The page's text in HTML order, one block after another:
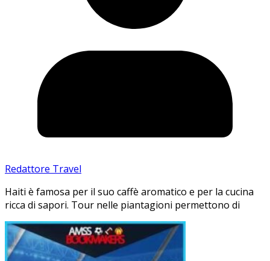
Redattore Travel
Haiti è famosa per il suo caffè aromatico e per la cucina
ricca di sapori. Tour nelle piantagioni permettono di